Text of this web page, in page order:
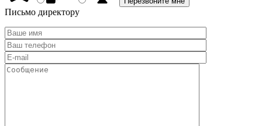
Письмо директору